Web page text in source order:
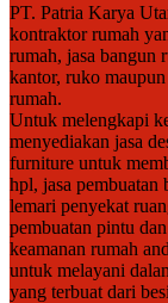
PT. Patria Karya
kontraktor rumah
rumah, jasa bangun
kantor, ruko
rumah.
Untuk melengkapi
menyediakan jasa
furniture untuk
hpl, jasa pembuatan
lemari penyekat
pembuatan pintu
keamanan rumah
untuk melayani
yang terbuat dari